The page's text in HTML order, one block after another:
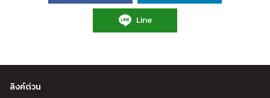
Line
ลิงค์ด่วน